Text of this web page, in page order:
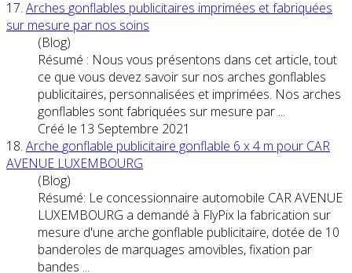
17. Arches gonflables publicitaires imprimées et fabriquées
sur mesure par nos soins
(Blog)
Résumé : Nous vous présentons dans cet article, tout
ce que vous devez savoir sur nos arches gonflables
publicitaires, personnalisées et imprimées. Nos arches
gonflables sont fabriquées sur mesure par ...
Créé le 13 Septembre 2021
18. Arche gonflable publicitaire gonflable 6 x 4 m pour CAR
AVENUE LUXEMBOURG
(Blog)
Résumé: Le concessionnaire automobile CAR AVENUE
LUXEMBOURG a demandé à FlyPix la fabrication sur
mesure d'une arche gonflable publicitaire, dotée de 10
banderoles de marquages amovibles, fixation par
bandes ...